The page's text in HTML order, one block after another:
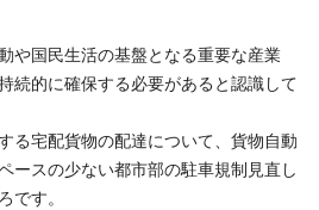
や国民生活の基盤となる重要な産業
続的に確保する必要があると認識して
る宅配貨物の配達について、貨物自動
ースの少ない都市部の駐車規制見直し
です。